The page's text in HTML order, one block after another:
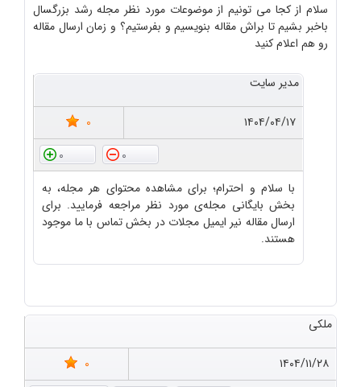
سلام از کجا می تونیم از موضوعات مورد نظر مجله رشد بزرگسال
باخبر بشیم تا براش مقاله بنویسیم و بفرستیم؟ و زمان ارسال مقاله
رو هم اعلام کنید
مدیر سایت
۱۴۰۴/۰۴/۱۷
0
0
0
با سلام و احترام؛ برای مشاهده محتوای هر مجله، به
بخش بایگانی مجله‌ی مورد نظر مراجعه فرمایید. برای
ارسال مقاله نیر ایمیل مجلات در بخش تماس با ما موجود
هستند.
ملکی
۱۴۰۴/۱۱/۲۸
0